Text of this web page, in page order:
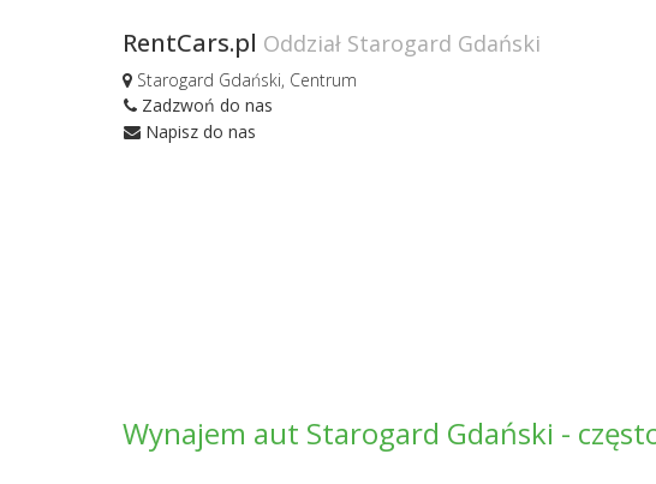
RentCars.pl Oddział Starogard Gdański
Starogard Gdański, Centrum
Zadzwoń do nas
Napisz do nas
Wynajem aut Starogard Gdański -